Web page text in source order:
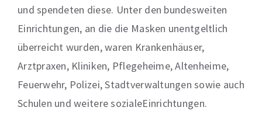
und spendeten diese. Unter den bundesweiten
Einrichtungen, an die die Masken unentgeltlich
überreicht wurden, waren Krankenhäuser,
Arztpraxen, Kliniken, Pflegeheime, Altenheime,
Feuerwehr, Polizei, Stadtverwaltungen sowie auch
Schulen undweiteresozialeEinrichtungen.